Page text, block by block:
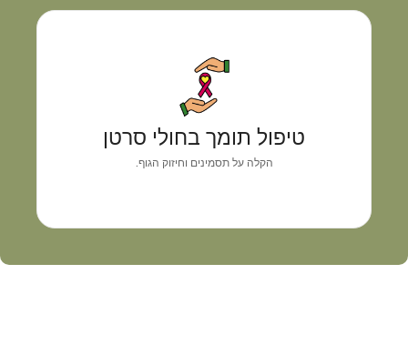
טיפול תומך בחולי סרטן
הקלה על תסמינים וחיזוק הגוף.
טיפול תומך בחולי סרטן
גישה רפואית אישית המשלבת אבחון מדויק, איזון
תסמינים וליווי מקצועי